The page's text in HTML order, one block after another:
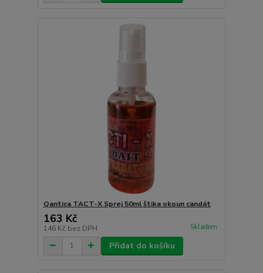
Qantica TACT-X Sprej 50ml štika okoun candát
163 Kč
146 Kč bez DPH Skladem
Přidat do košíku